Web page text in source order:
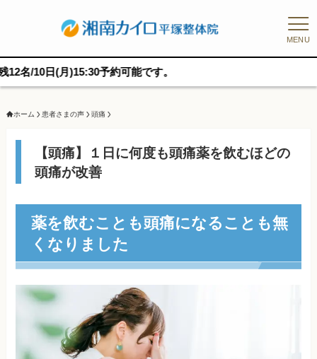
MENU
(月)15:30予約可能です。
ホーム 患者さまの声 頭痛
【頭痛】１日に何度も頭痛薬を飲むほどの
頭痛が改善
薬を飲むことも頭痛になることも無
くなりました